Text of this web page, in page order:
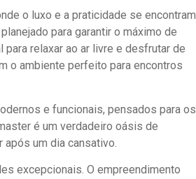
o luxo e a praticidade se encontram
para garantir o máximo de
relaxar ao ar livre e desfrutar de
o ambiente perfeito para encontros
e funcionais, pensados para os
é um verdadeiro oásis de
um dia cansativo.
excepcionais. O empreendimento